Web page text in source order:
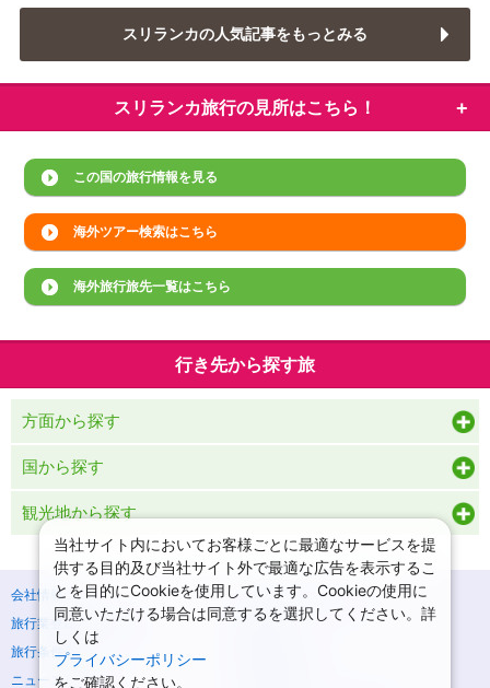
スリランカの人気記事をもっとみる
スリランカ旅行の見所はこちら！
この国の旅行情報を見る
海外ツアー検索はこちら
海外旅行旅先一覧はこちら
行き先から探す旅
方面から探す
国から探す
観光地から探す
会社情報
プライバシーポリシー
旅行業登録票・約款
規約集
旅行条件書
ニュースリリース
当社サイト内においてお客様ごとに最適なサービスを提
供する目的及び当社サイト外で最適な広告を表示するこ
とを目的にCookieを使用しています。Cookieの使用に
同意いただける場合は同意するを選択してください。詳
しくは
プライバシーポリシー
をご確認ください。